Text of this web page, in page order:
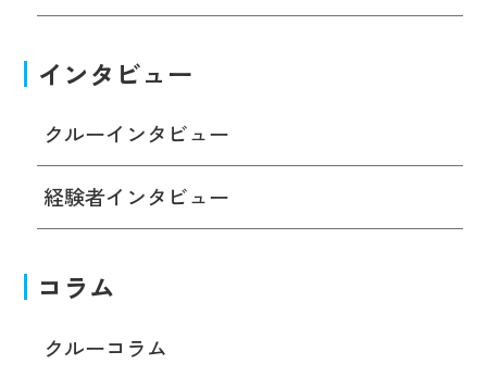
インタビュー
クルーインタビュー
経験者インタビュー
コラム
クルーコラム